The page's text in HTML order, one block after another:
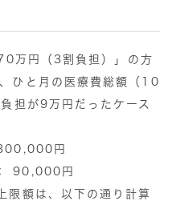
万円（3割負担）」
の方
ひと月の医療費総額（10
担が9万円 だったケース
円
90,000円
限額は、以下の通り計算